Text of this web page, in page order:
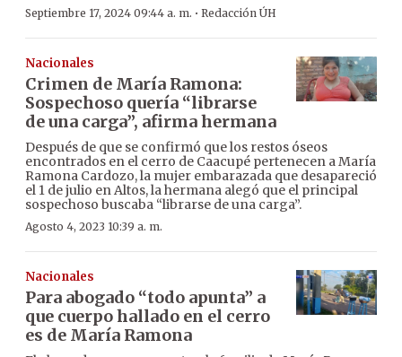
Septiembre 17, 2024 09:44 a. m. · Redacción ÚH
Nacionales
Crimen de María Ramona:
Sospechoso quería “librarse
de una carga”, afirma hermana
Después de que se confirmó que los restos óseos
encontrados en el cerro de Caacupé pertenecen a María
Ramona Cardozo, la mujer embarazada que desapareció
el 1 de julio en Altos, la hermana alegó que el principal
sospechoso buscaba “librarse de una carga”.
Agosto 4, 2023 10:39 a. m.
Nacionales
Para abogado “todo apunta” a
que cuerpo hallado en el cerro
es de María Ramona